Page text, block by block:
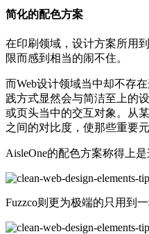
简化的配色方案
在印刷领域，设计方案所用
限而感到相当的闹不住。
而Web设计领域当中却不存
践方式显然会与简洁至上的
或页头当中的交互对象。从
之间的对比度，使那些重要
AisleOne的配色方案称得上是
Fuzzco则更为极端的只用到一